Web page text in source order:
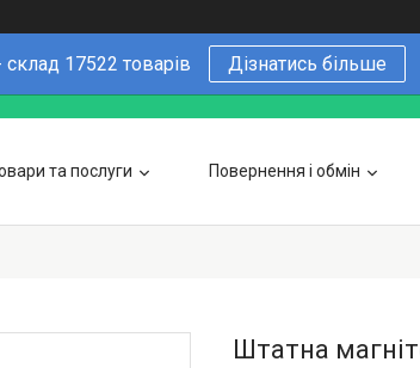
17522 товарів Дізнатись більше
та послуги Повернення і обмін
Оптовим покупцям Напишіть
Штатна